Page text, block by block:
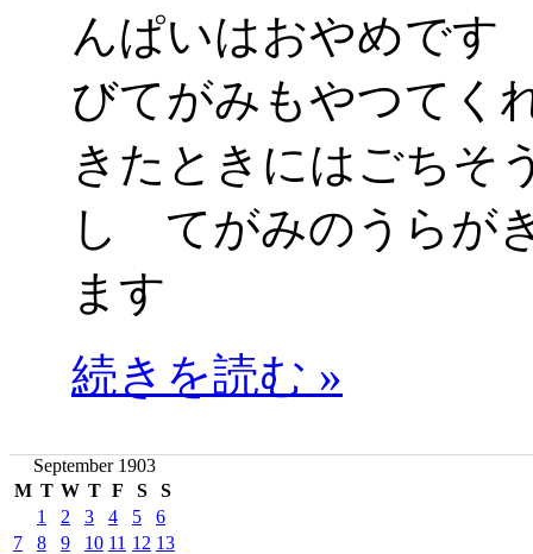
んぱいはおやめで
びてがみもやつて
きたときにはごちそ
し てがみのうらが
ます
続きを読む »
September 1903
M T W T F S S
1 2 3 4 5
6
7
8 9 10 11 12 13